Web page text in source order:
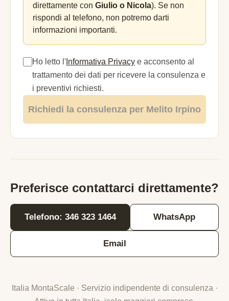
direttamente con Giulio o Nicola). Se non
rispondi al telefono, non potremo darti
informazioni importanti.
Ho letto l' Informativa Privacy e acconsento al
trattamento dei dati per ricevere la consulenza e
i preventivi richiesti.
Richiedi la consulenza per Melito Irpino
Preferisce contattarci direttamente?
Telefono: 346 323 1464 WhatsApp
Email
Italia MontaScale · Servizio indipendente di consulenza ·